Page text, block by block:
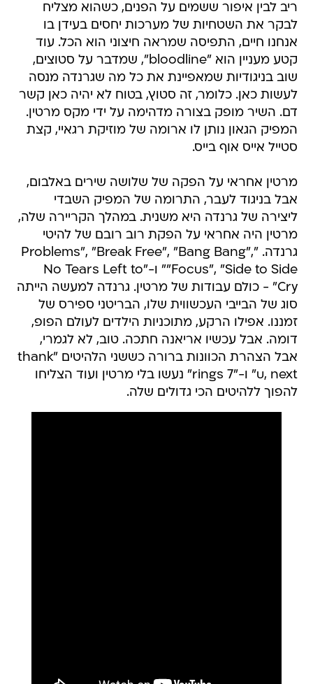
ריב לבין איפור ששמים על הפנים, כשהוא מצליח
לבקר את השטחיות של מערכות יחסים בעידן בו
אנחנו חיים, התפיסה שמראה חיצוני הוא הכל. עוד
קטע מעניין הוא "bloodline", שמדבר על סטוצים,
שוב בניגודיות שמאפיינת את כל מה שגרנדה מנסה
לעשות כאן. כלומר, זה סטוץ, בטוח לא יהיה כאן קשר
דם. השיר מופק בצורה מדהימה על ידי מקס מרטין.
המפיק הגאון נותן לו ארומה של מוזיקת רגאיי, קצת
סטייל אייס אוף בייס.
מרטין אחראי על הפקה של שלושה שירים באלבום,
אבל בניגוד לעבר, התרומה של המפיק השבדי
ליצירה של גרנדה היא משנית. במהלך הקריירה שלה,
מרטין היה אחראי על הפקת רוב רובם של להיטי
גרנדה. "Problems", "Break Free", "Bang Bang",
"Focus", "Side to Side" ו-"No Tears Left to
Cry" - כולם עבודות של מרטין. גרנדה למעשה הייתה
סוג של הבייבי העכשווית שלו, הבריטני ספירס של
זמננו. אפילו הרקע, מתוכניות הילדים לעולם הפופ,
דומה. אבל עכשיו אריאנה חתכה. טוב, לא לגמרי,
אבל הצהרת הכוונות ברורה כששני הלהיטים "thank
u, next" ו-"7 rings" נעשו בלי מרטין ועוד הצליחו
להפוך ללהיטים הכי גדולים שלה.